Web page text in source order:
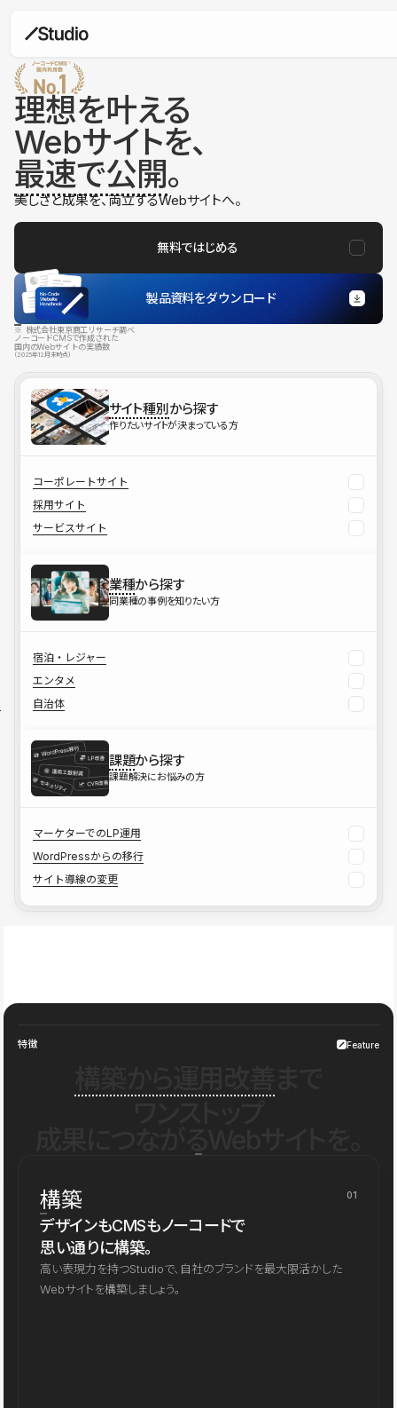
理想を叶える
Webサイトを、
最速で公開。
美しさと成果を、両立するWebサイトへ。
無料ではじめる
製品資料をダウンロード
※ 株式会社東京商工リサーチ調べ
ノーコードCMSで作成された
国内のWebサイトの実績数
（2025年12月末時点）
サイト種別から探す
作りたいサイトが決まっている方
コーポレートサイト
採用サイト
サービスサイト
業種から探す
同業種の事例を知りたい方
宿泊・レジャー
エンタメ
自治体
課題から探す
課題解決にお悩みの方
マーケターでのLP運用
WordPressからの移行
サイト導線の変更
特徴 Feature
構築 01
デザインもCMSもノーコードで
思い通りに構築。
高い表現力を持つStudioで、自社のブランドを最大限活かした
Webサイトを構築しましょう。